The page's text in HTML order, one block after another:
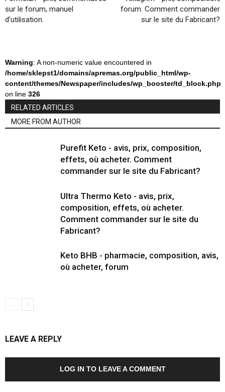
sur le forum, manuel
d’utilisation.
forum. Comment commander
sur le site du Fabricant?
Warning: A non-numeric value encountered in
/home/sklepst1/domains/apremas.org/public_html/wp-
content/themes/Newspaper/includes/wp_booster/td_block.php
on line 326
RELATED ARTICLES
MORE FROM AUTHOR
Purefit Keto - avis, prix, composition,
effets, où acheter. Comment
commander sur le site du Fabricant?
Ultra Thermo Keto - avis, prix,
composition, effets, où acheter.
Comment commander sur le site du
Fabricant?
Keto BHB - pharmacie, composition, avis,
où acheter, forum
LEAVE A REPLY
LOG IN TO LEAVE A COMMENT